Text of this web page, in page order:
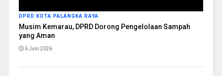
DPRD KOTA PALANGKA RAYA
Musim Kemarau, DPRD Dorong Pengelolaan Sampah
yang Aman
6 Juni 2026